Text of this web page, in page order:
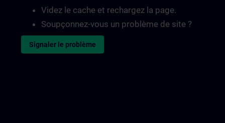
Videz le cache et rechargez la page.
Soupçonnez-vous un problème de site ?
Signaler le problème